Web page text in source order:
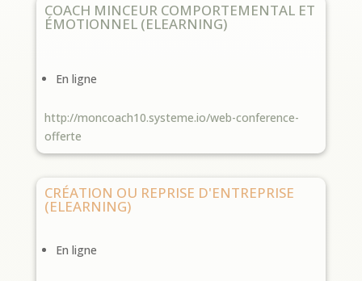
COACH MINCEUR COMPORTEMENTAL ET
ÉMOTIONNEL (ELEARNING)
En ligne
http://moncoach10.systeme.io/web-conference-
offerte
CRÉATION OU REPRISE D'ENTREPRISE
(ELEARNING)
En ligne